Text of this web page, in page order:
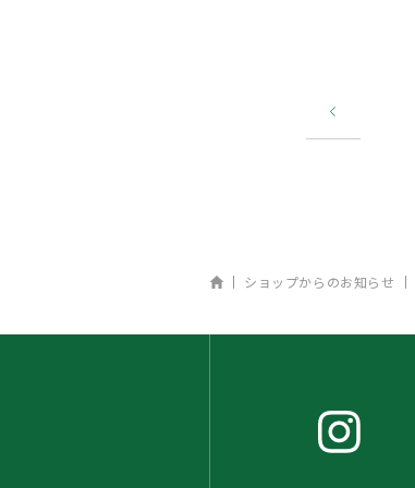
ホーム
ショップからのお知らせ